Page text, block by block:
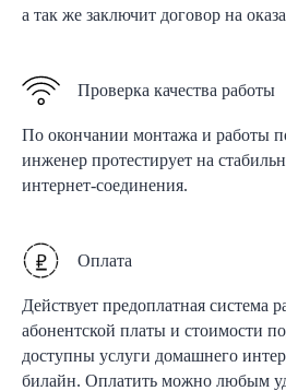
а так же заключит договор на
Проверка качества работы
По окончании монтажа и работы
инженер протестирует на
интернет-соединения.
Оплата
Действует предоплатная система
абонентской платы и стоимости
доступны услуги домашнего
билайн. Оплатить можно любым